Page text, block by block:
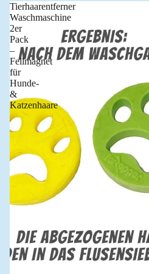
Tierhaarentferner
Waschmaschine
2er
Pack
–
Fellmagnet
für
Hunde-
&
Katzenhaare